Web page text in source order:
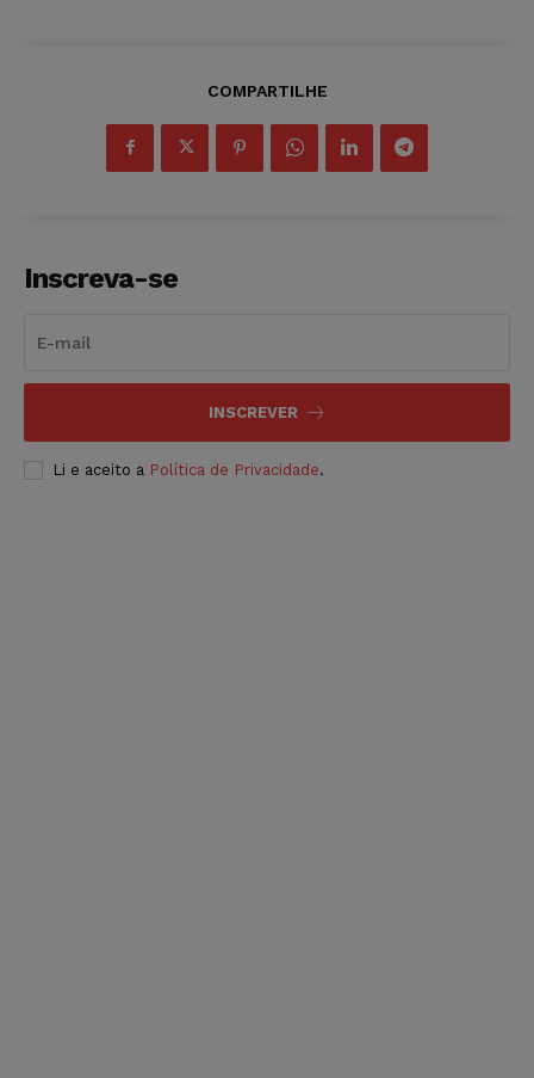
COMPARTILHE
Inscreva-se
INSCREVER
Li e aceito a Política de Privacidade.